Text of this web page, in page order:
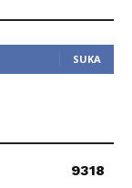
SUKA
9318